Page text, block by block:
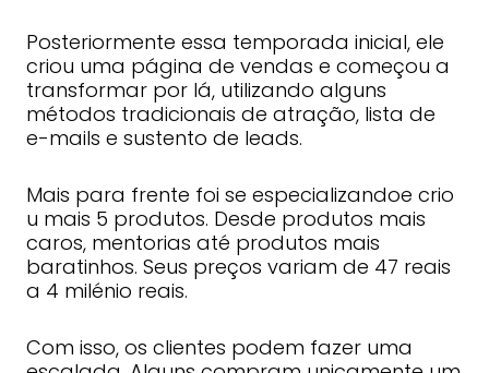
Posteriormente essa temporada inicial, ele
criou uma página de vendas e começou a
transformar por lá, utilizando alguns
métodos tradicionais de atração, lista de
e-mails e sustento de leads.
Mais para frente foi se especializandoe crio
u mais 5 produtos. Desde produtos mais
caros, mentorias até produtos mais
baratinhos. Seus preços variam de 47 reais
a 4 milénio reais.
Com isso, os clientes podem fazer uma